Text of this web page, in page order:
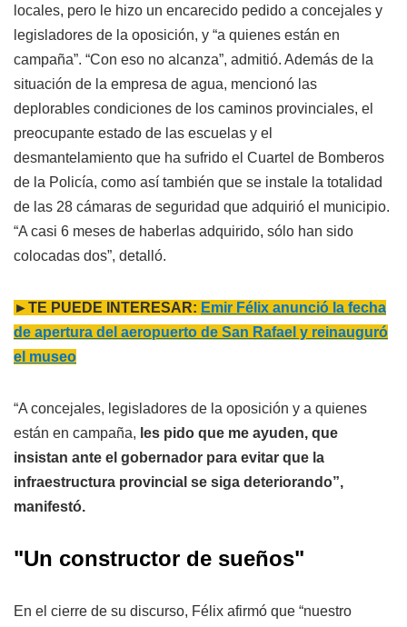
locales, pero le hizo un encarecido pedido a concejales y
legisladores de la oposición, y “a quienes están en
campaña”. “Con eso no alcanza”, admitió. Además de la
situación de la empresa de agua, mencionó las
deplorables condiciones de los caminos provinciales, el
preocupante estado de las escuelas y el
desmantelamiento que ha sufrido el Cuartel de Bomberos
de la Policía, como así también que se instale la totalidad
de las 28 cámaras de seguridad que adquirió el municipio.
“A casi 6 meses de haberlas adquirido, sólo han sido
colocadas dos”, detalló.
►TE PUEDE INTERESAR: Emir Félix anunció la fecha
de apertura del aeropuerto de San Rafael y reinauguró
el museo
“A concejales, legisladores de la oposición y a quienes
están en campaña, les pido que me ayuden, que
insistan ante el gobernador para evitar que la
infraestructura provincial se siga deteriorando”,
manifestó.
"Un constructor de sueños"
En el cierre de su discurso, Félix afirmó que “nuestro